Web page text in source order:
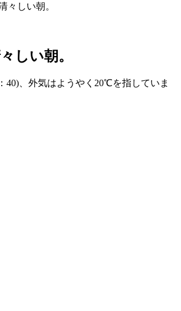
々しい朝。
しい朝。
40)、外気はようやく20℃を指していま